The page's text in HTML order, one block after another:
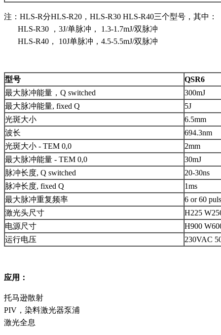
注：HLS-R分HLS-R20，HLS-R30 HLS-R40三个型号，其中：
HLS-R30 ，3J/单脉冲， 1.3-1.7mJ/双脉冲
HLS-R40， 10J单脉冲，4.5-5.5mJ/双脉冲
型号
QSR6
最大脉冲能量，Q switched
300mJ
最大脉冲能量, fixed Q
5J
光斑大小
6.5mm
波长
694.3nm
光斑大小 - TEM 0,0
2mm
最大脉冲能量 - TEM 0,0
30mJ
脉冲长度, Q switched
20-30ns
脉冲长度, fixed Q
1ms
最大脉冲重复频率
6 or 60
激光头尺寸
H225
电源尺寸
H900
运行电压
230VAC
应用：
托马逊散射
PIV，染料激光器泵浦
激光全息